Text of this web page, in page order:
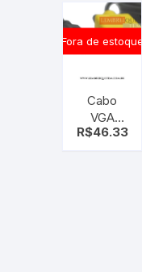
Fora de estoque
Cabo
VGA
femea
R$46.33